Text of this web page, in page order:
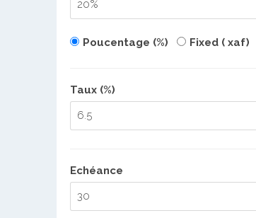
Poucentage (%) Fixed ( xaf)
Taux (%)
Echéance